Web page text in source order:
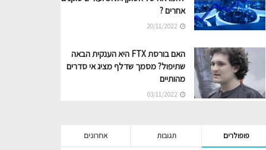
אחרים ?
האם בורסת FTX היא הענקית הבאה
שתיפול? מסמך שדלף מציג אי סדרים
מהותיים
פופולרים תגובות אחרונים